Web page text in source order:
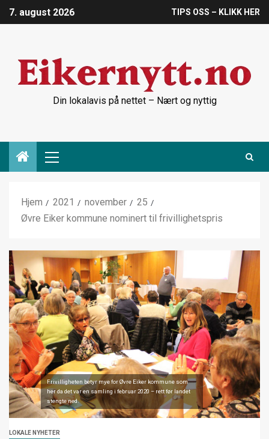
7. august 2026 TIPS OSS – KLIKK HER
Din lokalavis på nettet – Nært og nyttig
Hjem 2021 november
25
Øvre Eiker kommune nominert til frivillighetspris
Frivilligheten betyr mye for Øvre Eiker kommune som
her da det var en samling i februar 2020 – rett før landet
stengte ned.
LOKALE NYHETER